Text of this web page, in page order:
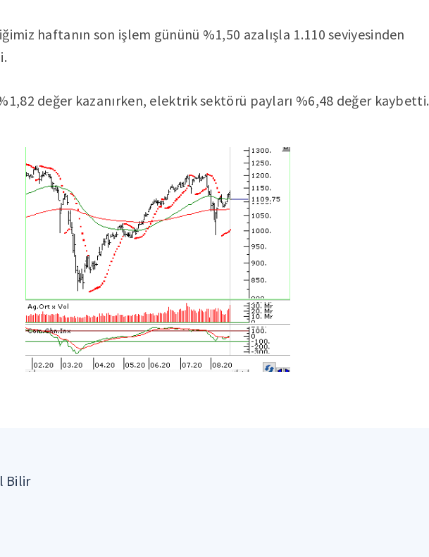
haftanın son işlem gününü %1,50 azalışla 1.110 seviyesinden
değer kazanırken, elektrik sektörü payları %6,48 değer kaybetti.
Bilir